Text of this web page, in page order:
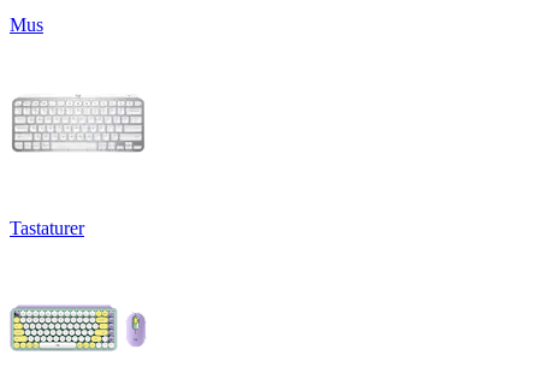
Mus
Tastaturer